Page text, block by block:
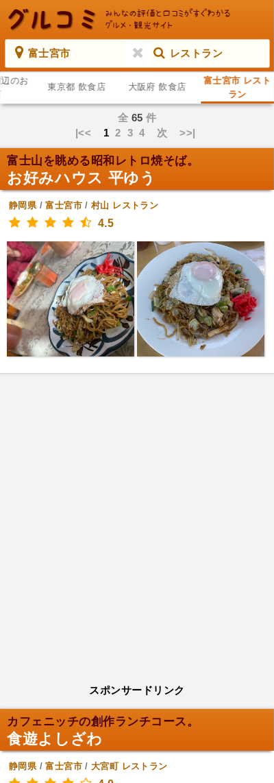
富士宮市 レストラン
のお
東京都 飲食店 大阪府 飲食店
富士宮市 レスト
ラン
全 65 件
|<< 12 3 4 次 >>|
富士山を眺める昭和レトロ焼そば。
お好みハウス 平ゆう
静岡県/富士宮市/村山 レストラン
4.5
スポンサードリンク
カフェニッチの創作ランチコース。
食遊よしざわ
静岡県/富士宮市/大宮町 レストラン